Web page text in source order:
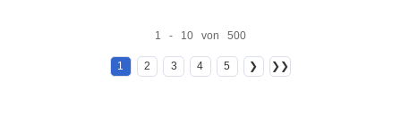
1 - 10 von 500
1 2 3 4 5 ❯ ❯❯